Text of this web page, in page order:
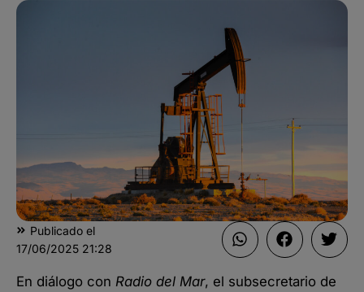
Publicado el
17/06/2025 21:28
En diálogo con Radio del Mar, el subsecretario de